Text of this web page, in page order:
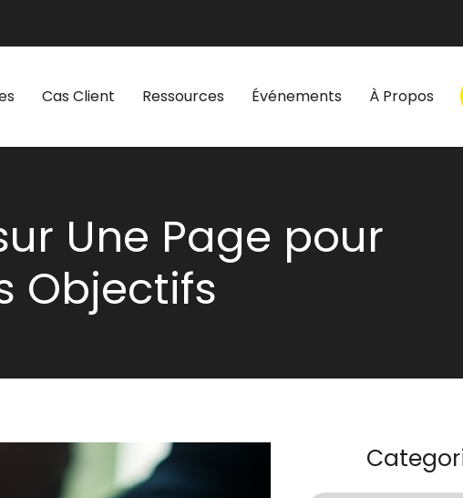
Cas Client Ressources Événements À Propos
Une Page pour
Objectifs